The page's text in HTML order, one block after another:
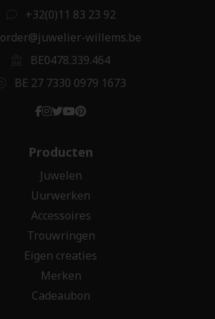
+32(0)11 83 23 92
order@juwelier-willems.be
BE0478.339.464
BE 27 7330 0979 1673
Producten
Juwelen
Uurwerken
Accessoires
Trouwringen
Eigen creaties
Merken
Cadeaubon